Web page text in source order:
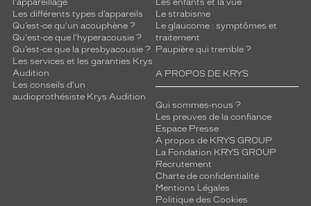
l'appareillage
Les différents types d’appareils
Qu’est-ce qu'un acouphène ?
Qu'est-ce que l'hyperacousie ?
Qu’est-ce que la presbyacousie ?
Les services et les garanties Krys
Audition
Les conseils d'un
audioprothésiste Krys Audition
Les enfants et la vue
Le strabisme
Le glaucome : symptômes et
traitement
Paupière qui tremble ?
A PROPOS DE KRYS
Qui sommes-nous ?
Les preuves de la confiance
Espace Presse
A propos de KRYS GROUP
La Fondation KRYS GROUP
Recrutement
Charte de confidentialité
Mentions Légales
Politique des Cookies